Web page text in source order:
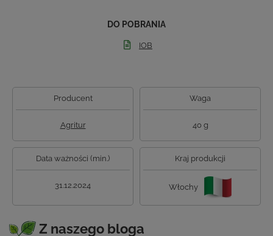
DO POBRANIA
IOB
Producent
Agritur
Waga
40 g
Data ważności (min.)
31.12.2024
Kraj produkcji
Włochy
Z naszego bloga